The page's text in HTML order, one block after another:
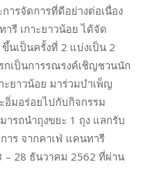
ารจัดการที่ดีอย่างต่อเนื่อง
รี เกาะยาวน้อย ได้จัด
ขึ้นเป็นครั้งที่ 2 แบ่งเป็น 2
กเป็นการรณรงค์เชิญชวนนัก
ยาวน้อย มาร่วมบำเพ็ญ
อิ่มอร่อยไปกับกิจกรรม
มารถนำถุงขยะ 1 ถุง แลกรับ
าร จากคาเฟ่ แคนทารี
– 28 ธันวาคม 2562 ที่ผ่าน